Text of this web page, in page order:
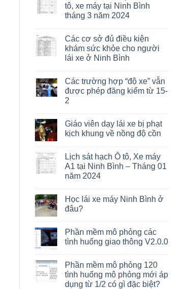
tô, xe máy tại Ninh Bình
tháng 3 năm 2024
Các cơ sở đủ điều kiện
khám sức khỏe cho người
lái xe ở Ninh Bình
Các trường hợp “độ xe” vẫn
được phép đăng kiểm từ 15-
2
Giáo viên dạy lái xe bị phạt
kịch khung về nồng độ cồn
Lịch sát hạch Ô tô, Xe máy
A1 tại Ninh Bình – Tháng 01
năm 2024
Học lái xe máy Ninh Bình ở
đâu?
Phần mềm mô phỏng các
tình huống giao thông V2.0.0
Phần mềm mô phỏng 120
tình huống mô phỏng mới áp
dụng từ 1/2 có gì đặc biệt?